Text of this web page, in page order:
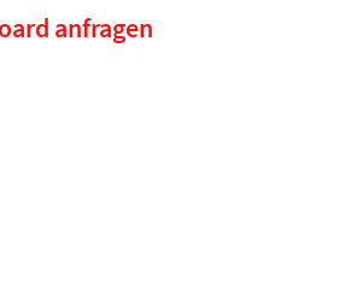
anfragen